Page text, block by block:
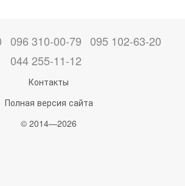
096 310-00-79 095 102-63-20
044 255-11-12
Контакты
Полная версия сайта
© 2014—2026